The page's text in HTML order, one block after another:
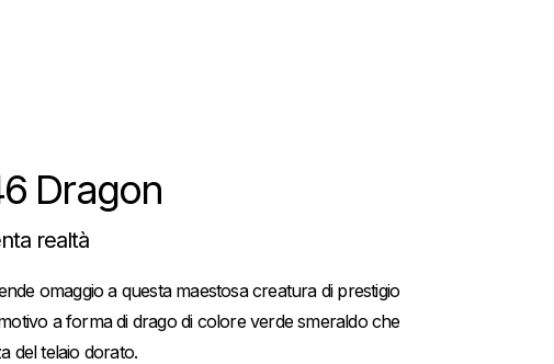
Dragon
realtà
omaggio a questa maestosa creatura di prestigio
a forma di drago di colore verde smeraldo che
del telaio dorato.